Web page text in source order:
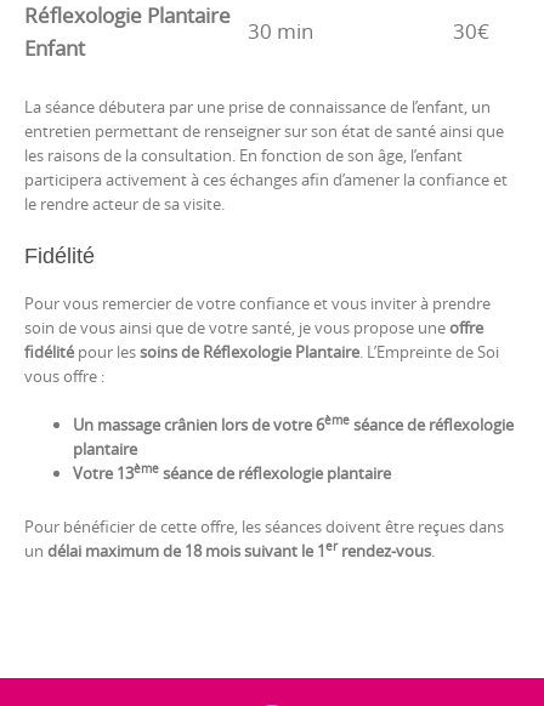
Réflexologie Plantaire
Enfant
30 min 30€
La séance débutera par une prise de connaissance de l’enfant, un
entretien permettant de renseigner sur son état de santé ainsi que
les raisons de la consultation. En fonction de son âge, l’enfant
participera activement à ces échanges afin d’amener la confiance et
le rendre acteur de sa visite.
Fidélité
Pour vous remercier de votre confiance et vous inviter à prendre
soin de vous ainsi que de votre santé, je vous propose uneoffre
fidélité pour lessoins de Réflexologie Plantaire. L’Empreinte de Soi
vous offre :
Un massage crânien lors de votre 6ème séance de réflexologie
plantaire
Votre 13ème séance de réflexologie plantaire
Pour bénéficier de cette offre, les séances doivent être reçues dans
un délai maximum de 18 mois suivant le 1errendez-vous.